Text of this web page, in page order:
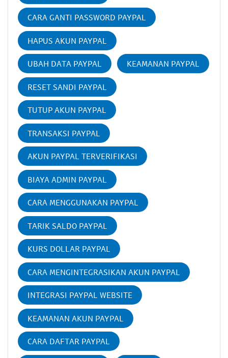
CARA GANTI PASSWORD PAYPAL
HAPUS AKUN PAYPAL
UBAH DATA PAYPAL KEAMANAN PAYPAL
RESET SANDI PAYPAL
TUTUP AKUN PAYPAL
TRANSAKSI PAYPAL
AKUN PAYPAL TERVERIFIKASI
BIAYA ADMIN PAYPAL
CARA MENGGUNAKAN PAYPAL
TARIK SALDO PAYPAL
KURS DOLLAR PAYPAL
CARA MENGINTEGRASIKAN AKUN PAYPAL
INTEGRASI PAYPAL WEBSITE
KEAMANAN AKUN PAYPAL
CARA DAFTAR PAYPAL